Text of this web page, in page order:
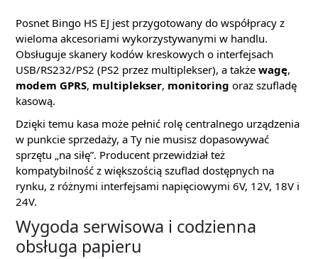
Posnet Bingo HS EJ jest przygotowany do współpracy z
wieloma akcesoriami wykorzystywanymi w handlu.
Obsługuje skanery kodów kreskowych o interfejsach
USB/RS232/PS2 (PS2 przez multiplekser), a także wagę,
modem GPRS, multiplekser, monitoring oraz szufladę
kasową.
Dzięki temu kasa może pełnić rolę centralnego urządzenia
w punkcie sprzedaży, a Ty nie musisz dopasowywać
sprzętu „na siłę”. Producent przewidział też
kompatybilność z większością szuflad dostępnych na
rynku, z różnymi interfejsami napięciowymi 6V, 12V, 18V i
24V.
Wygoda serwisowa i codzienna
obsługa papieru